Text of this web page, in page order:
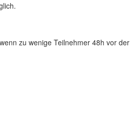
zu wenige Teilnehmer 48h vor der